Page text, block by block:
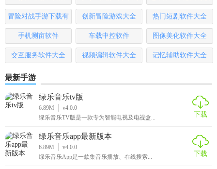
哪些
本
冒险对战手游下载有
哪些
创新冒险游戏大全 热门短剧软件大全
手机测亩软件 车载中控软件 图像美化软件大全
交互服务软件大全 视频编辑软件大全 记忆辅助软件大全
最新手游
绿乐音乐tv版
6.89M
v4.0.0
绿乐音乐TV版是一款专为智能电视及电视盒...
下载
绿乐音乐app最新版本
6.89M
v4.0.0
绿乐音乐App是一款集音乐播放、在线搜索...
下载